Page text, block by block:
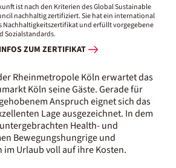
ist nach den Kriterien des Global Sustainable
nachhaltig zertifiziert. Sie hat ein international
Nachhaltigkeitszertifikat und erfüllt vorgegebene
Sozialstandards.
ZUM ZERTIFIKAT
Rheinmetropole Köln erwartet das
Köln seine Gäste. Gerade für
Anspruch eignet sich das
Lage ausgezeichnet. In dem
Health- und
Bewegungshungrige und
im Urlaub voll auf ihre Kosten.